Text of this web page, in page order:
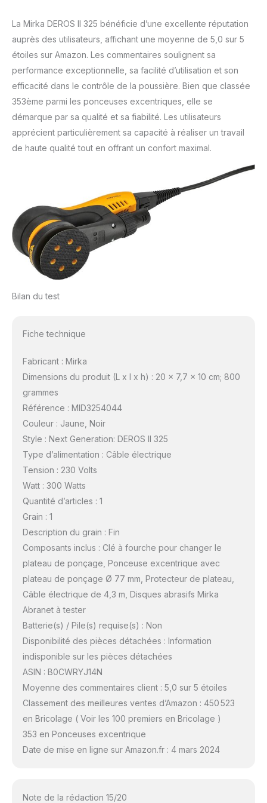
La Mirka DEROS II 325 bénéficie d’une excellente réputation
auprès des utilisateurs, affichant une moyenne de 5,0 sur 5
étoiles sur Amazon. Les commentaires soulignent sa
performance exceptionnelle, sa facilité d’utilisation et son
efficacité dans le contrôle de la poussière. Bien que classée
353ème parmi les ponceuses excentriques, elle se
démarque par sa qualité et sa fiabilité. Les utilisateurs
apprécient particulièrement sa capacité à réaliser un travail
de haute qualité tout en offrant un confort maximal.
Bilan du test
Fiche technique
Fabricant : Mirka
Dimensions du produit (L x l x h) : 20 x 7,7 x 10 cm; 800
grammes
Référence : MID3254044
Couleur : Jaune, Noir
Style : Next Generation: DEROS II 325
Type d’alimentation : Câble électrique
Tension : 230 Volts
Watt : 300 Watts
Quantité d’articles : 1
Grain : 1
Description du grain : Fin
Composants inclus : Clé à fourche pour changer le
plateau de ponçage, Ponceuse excentrique avec
plateau de ponçage Ø 77 mm, Protecteur de plateau,
Câble électrique de 4,3 m, Disques abrasifs Mirka
Abranet à tester
Batterie(s) / Pile(s) requise(s) : Non
Disponibilité des pièces détachées : Information
indisponible sur les pièces détachées
ASIN : B0CWRYJ14N
Moyenne des commentaires client : 5,0 sur 5 étoiles
Classement des meilleures ventes d’Amazon : 450 523
en Bricolage ( Voir les 100 premiers en Bricolage )
353 en Ponceuses excentrique
Date de mise en ligne sur Amazon.fr : 4 mars 2024
Note de la rédaction 15/20